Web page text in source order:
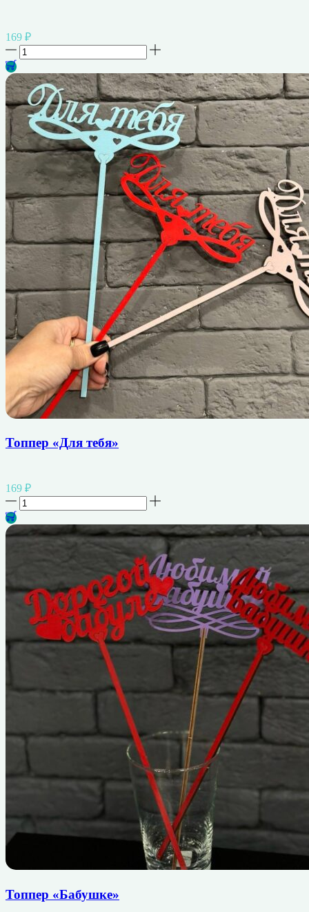
169 ₽
Количество
товара
Топпер
"Учителю"
Топпер «Для тебя»
169 ₽
Количество
товара
Топпер
"Для
Топпер «Бабушке»